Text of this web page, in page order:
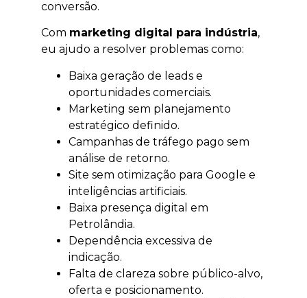
conversão.
Com marketing digital para indústria,
eu ajudo a resolver problemas como:
Baixa geração de leads e
oportunidades comerciais.
Marketing sem planejamento
estratégico definido.
Campanhas de tráfego pago sem
análise de retorno.
Site sem otimização para Google e
inteligências artificiais.
Baixa presença digital em
Petrolândia.
Dependência excessiva de
indicação.
Falta de clareza sobre público-alvo,
oferta e posicionamento.